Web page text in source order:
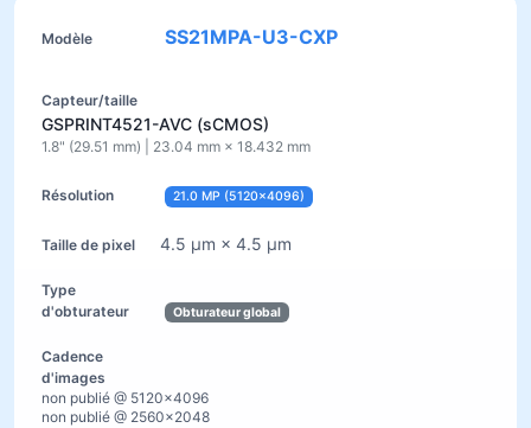
SS21MPA-U3-CXP
GSPRINT4521-AVC (sCMOS)
1.8" (29.51 mm) | 23.04 mm × 18.432 mm
21.0 MP (5120×4096)
4.5 µm × 4.5 µm
Obturateur global
non publié @ 5120×4096
non publié @ 2560×2048